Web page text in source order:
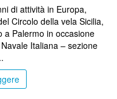
di attività in Europa,
Circolo della vela Sicilia,
a Palermo in occasione
Italiana – sezione